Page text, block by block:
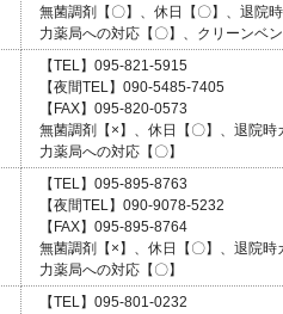
無菌調剤【〇】、休日【〇】、退院
力薬局への対応【〇】、クリーンベ
【TEL】095-821-5915
【夜間TEL】090-5485-7405
【FAX】095-820-0573
無菌調剤【×】、休日【〇】、退院
力薬局への対応【〇】
【TEL】095-895-8763
【夜間TEL】090-9078-5232
【FAX】095-895-8764
無菌調剤【×】、休日【〇】、退院
力薬局への対応【〇】
【TEL】095-801-0232